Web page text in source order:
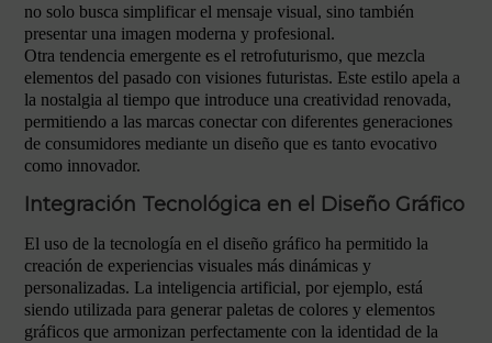
no solo busca simplificar el mensaje visual, sino también
presentar una imagen moderna y profesional.
Otra tendencia emergente es el retrofuturismo, que mezcla
elementos del pasado con visiones futuristas. Este estilo apela a
la nostalgia al tiempo que introduce una creatividad renovada,
permitiendo a las marcas conectar con diferentes generaciones
de consumidores mediante un diseño que es tanto evocativo
como innovador.
Integración Tecnológica en el Diseño Gráfico
El uso de la tecnología en el diseño gráfico ha permitido la
creación de experiencias visuales más dinámicas y
personalizadas. La inteligencia artificial, por ejemplo, está
siendo utilizada para generar paletas de colores y elementos
gráficos que armonizan perfectamente con la identidad de la